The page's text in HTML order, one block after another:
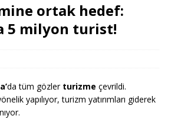
ortak hedef:
5 milyon turist!
da tüm gözler turizme çevrildi.
yapılıyor, turizm yatırımları giderek